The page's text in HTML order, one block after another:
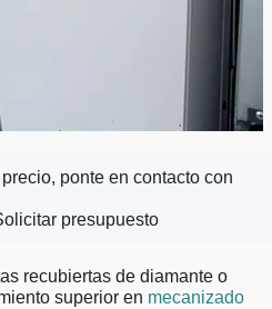
ponte en contacto con
presupuesto
recubiertas de diamante o
superior en mecanizado